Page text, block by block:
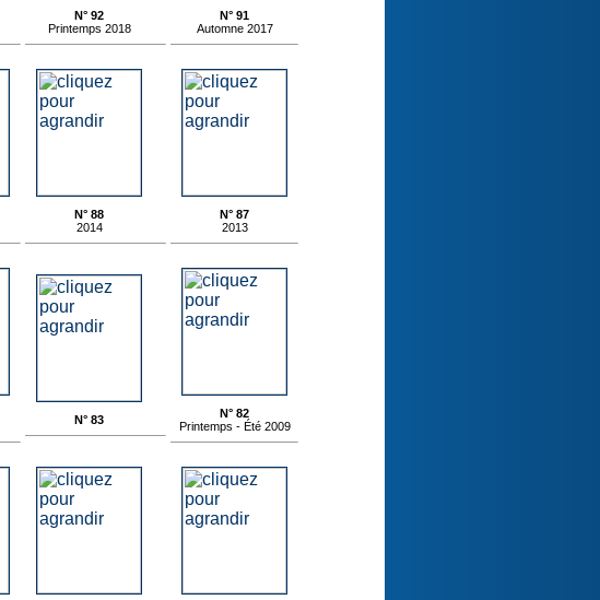
N° 92
Printemps 2018
N° 91
Automne 2017
N° 88
2014
N° 87
2013
N° 83
N° 82
Printemps - Été 2009